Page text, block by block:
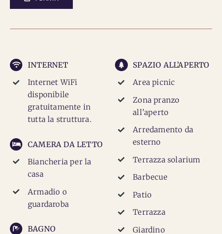
INTERNET
Internet WiFi
disponibile
gratuitamente in
tutta la struttura.
CAMERA DA LETTO
Biancheria per la
casa
Armadio o
guardaroba
BAGNO
SPAZIO ALL’APERTO
Area picnic
Zona pranzo
all’aperto
Arredamento da
esterno
Terrazza solarium
Barbecue
Patio
Terrazza
Giardino